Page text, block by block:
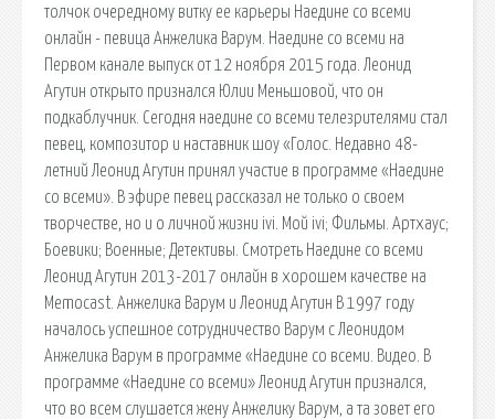
толчок очередному витку ее карьеры Наедине со всеми
онлайн - певица Анжелика Варум. Наедине со всеми на
Первом канале выпуск от 12 ноября 2015 года. Леонид
Агутин открыто признался Юлии Меньшовой, что он
подкаблучник. Сегодня наедине со всеми телезрителями стал
певец, композитор и наставник шоу «Голос. Недавно 48-
летний Леонид Агутин принял участие в программе «Наедине
со всеми». В эфире певец рассказал не только о своем
творчестве, но и о личной жизни ivi. Мой ivi; Фильмы. Артхаус;
Боевики; Военные; Детективы. Смотреть Наедине со всеми
Леонид Агутин 2013-2017 онлайн в хорошем качестве на
Memocast. Анжелика Варум и Леонид Агутин В 1997 году
началось успешное сотрудничество Варум с Леонидом
Анжелика Варум в программе «Наедине со всеми. Видео. В
программе «Наедине со всеми» Леонид Агутин признался,
что во всем слушается жену Анжелику Варум, а та зовет его